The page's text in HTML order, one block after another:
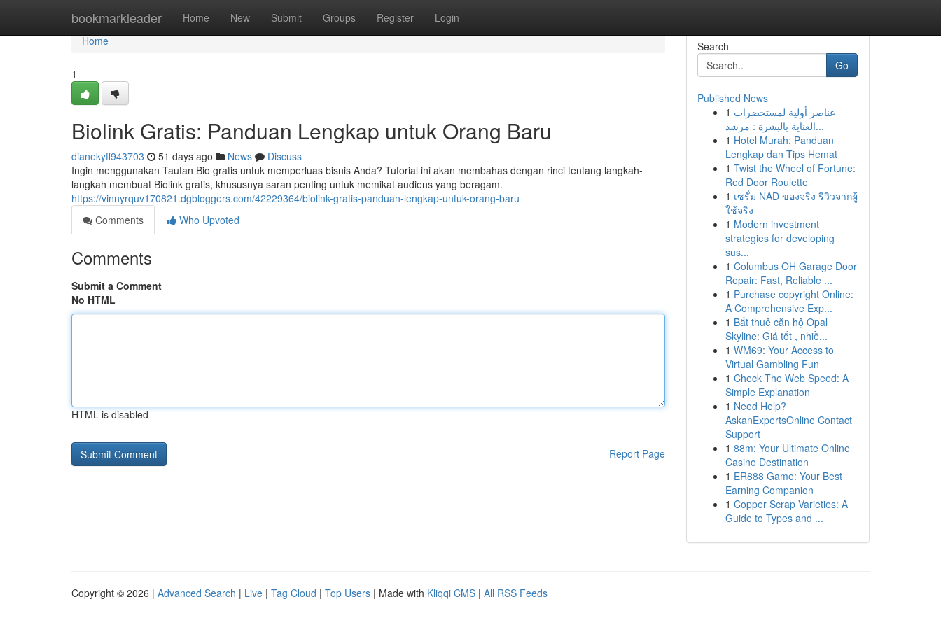
bookmarkleader Home New Submit Groups Register Login
Home
Home
1
Biolink Gratis: Panduan Lengkap untuk Orang Baru
dianekyff943703 51 days ago News
Discuss
Ingin menggunakan Tautan Bio gratis untuk memperluas bisnis Anda? Tutorial ini akan membahas dengan rinci tentang langkah-
langkah membuat Biolink gratis, khususnya saran penting untuk memikat audiens yang beragam.
https://vinnyrquv170821.dgbloggers.com/42229364/biolink-gratis-panduan-lengkap-untuk-orang-baru
Comments
Who Upvoted
Comments
Submit a Comment
No HTML
HTML is disabled
Report Page
Search
Go
Published News
1 عناصر أولية لمستحضرات
العناية بالبشرة : مرشد...
1 Hotel Murah: Panduan
Lengkap dan Tips Hemat
1 Twist the Wheel of Fortune:
Red Door Roulette
1 เซรั่ม NAD ของจริง รีวิวจากผู้
ใช้จริง
1 Modern investment
strategies for developing
sus...
1 Columbus OH Garage Door
Repair: Fast, Reliable ...
1 Purchase copyright Online:
A Comprehensive Exp...
1 Bắt thuê căn hộ Opal
Skyline: Giá tốt , nhiề...
1 WM69: Your Access to
Virtual Gambling Fun
1 Check The Web Speed: A
Simple Explanation
1 Need Help?
AskanExpertsOnline Contact
Support
1 88m: Your Ultimate Online
Casino Destination
1 ER888 Game: Your Best
Earning Companion
1 Copper Scrap Varieties: A
Guide to Types and ...
Copyright © 2026 | Advanced Search | Live | Tag Cloud | Top Users | Made with Kliqqi CMS | All RSS Feeds